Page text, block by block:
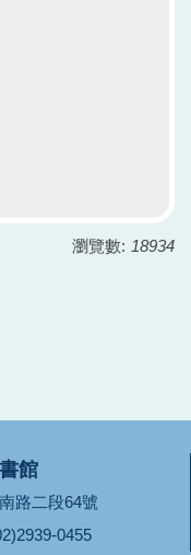
瀏覽數: 18934
館
路二段64號
0455